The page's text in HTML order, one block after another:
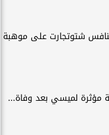
شتوتجارت على موهبة
مؤثرة لميسي بعد وفاة...